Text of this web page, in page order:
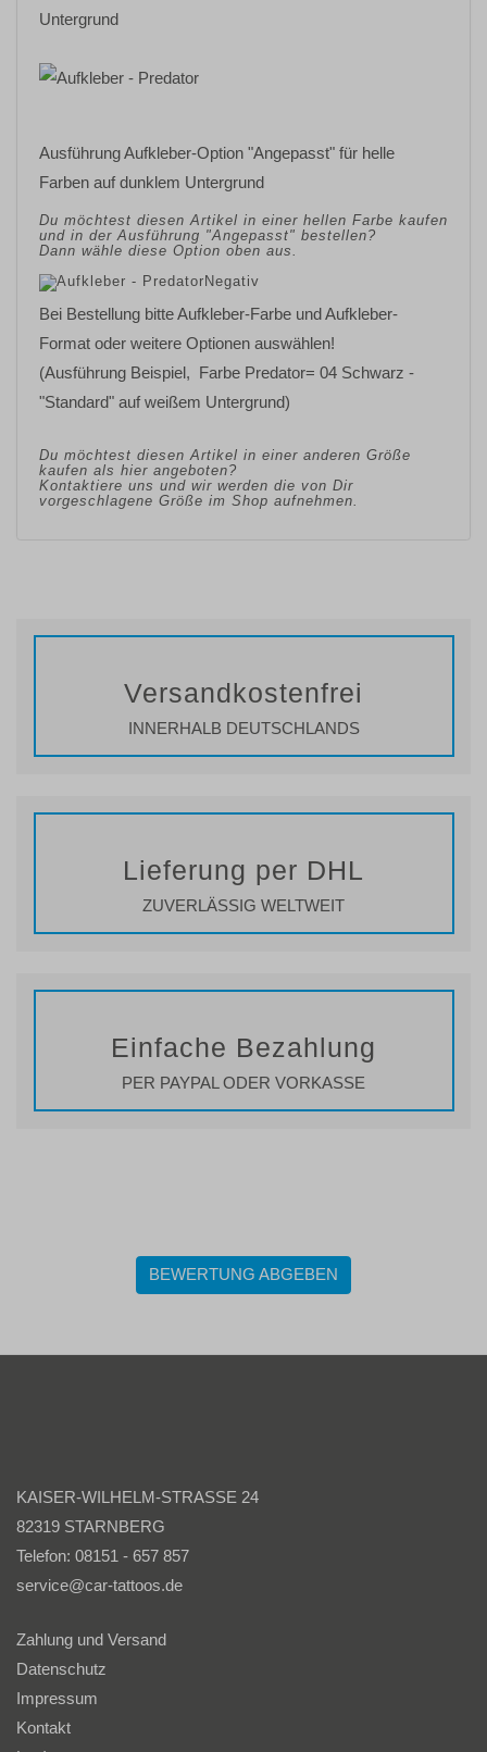
Untergrund
Ausführung Aufkleber-Option "Angepasst" für helle
Farben auf dunklem Untergrund
Du möchtest diesen Artikel in einer hellen Farbe kaufen
und in der Ausführung "Angepasst" bestellen?
Dann wähle diese Option oben aus.
Bei Bestellung bitte Aufkleber-Farbe und Aufkleber-
Format oder weitere Optionen auswählen!
(Ausführung Beispiel, Farbe Predator= 04 Schwarz -
"Standard" auf weißem Untergrund)
Du möchtest diesen Artikel in einer anderen Größe
kaufen als hier angeboten?
Kontaktiere uns und wir werden die von Dir
vorgeschlagene Größe im Shop aufnehmen.
Versandkostenfrei
INNERHALB DEUTSCHLANDS
Lieferung per DHL
ZUVERLÄSSIG WELTWEIT
Einfache Bezahlung
PER PAYPAL ODER VORKASSE
BEWERTUNG ABGEBEN
KAISER-WILHELM-STRASSE 24
82319 STARNBERG
Telefon: 08151 - 657 857
service@car-tattoos.de
Zahlung und Versand
Datenschutz
Impressum
Kontakt